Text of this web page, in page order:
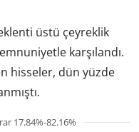
üstü çeyreklik
karşılandı.
hisseler, dün yüzde
17.84%-82.16%